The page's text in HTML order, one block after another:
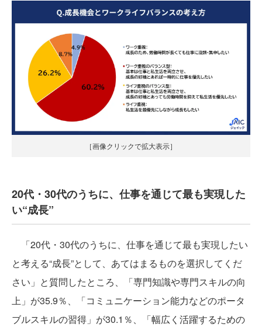
［画像クリックで拡大表示］
20代・30代のうちに、仕事を通じて最も実現した
い“成長”
「20代・30代のうちに、仕事を通じて最も実現したい
と考える“成長”として、あてはまるものを選択してくだ
さい」と質問したところ、「専門知識や専門スキルの向
上」が35.9％、「コミュニケーション能力などのポータ
ブルスキルの習得」が30.1％、「幅広く活躍するための